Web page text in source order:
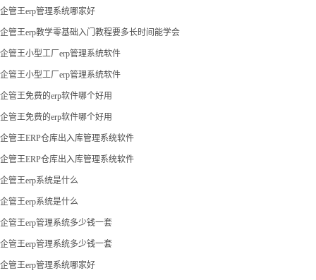
企管王erp管理系统哪家好
企管王erp教学零基础入门教程要多长时间能学会
企管王小型工厂erp管理系统软件
企管王小型工厂erp管理系统软件
企管王免费的erp软件哪个好用
企管王免费的erp软件哪个好用
企管王ERP仓库出入库管理系统软件
企管王ERP仓库出入库管理系统软件
企管王erp系统是什么
企管王erp系统是什么
企管王erp管理系统多少钱一套
企管王erp管理系统多少钱一套
企管王erp管理系统哪家好